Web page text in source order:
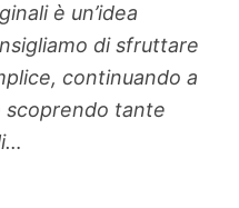
è un’idea
di sfruttare
continuando a
tante